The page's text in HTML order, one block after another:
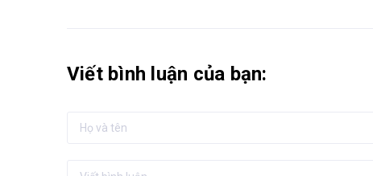
Viết bình luận của bạn: